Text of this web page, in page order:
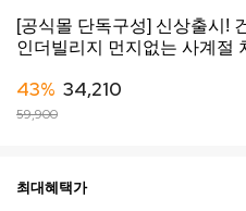
[공식몰 단독구성] 신상출시!
인더빌리지 먼지없는 사계절
43% 34,210
59,900
최대혜택가